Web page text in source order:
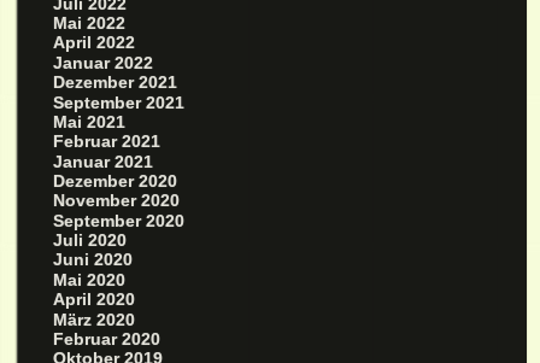
Juli 2022
Mai 2022
April 2022
Januar 2022
Dezember 2021
September 2021
Mai 2021
Februar 2021
Januar 2021
Dezember 2020
November 2020
September 2020
Juli 2020
Juni 2020
Mai 2020
April 2020
März 2020
Februar 2020
Oktober 2019